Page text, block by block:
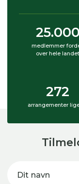
25.000
medlemmer
over hele landet
272
arrangementer
Dit navn